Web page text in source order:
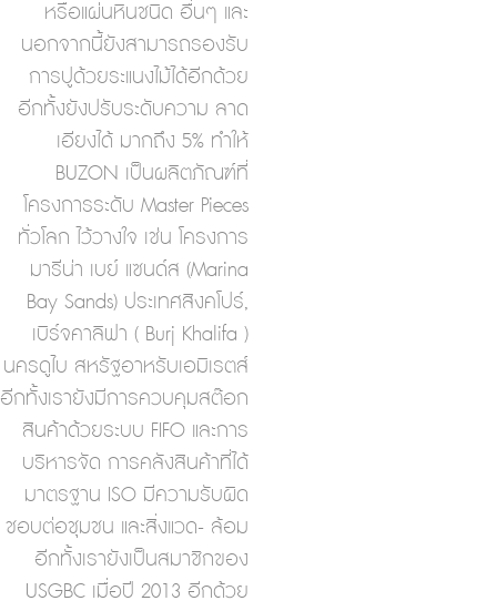
หรือแผ่นหินชนิด อื่นๆ และ
นอกจากนี้ยังสามารถรองรับ
การปูด้วยระแนงไม้ได้อีกด้วย
อีกทั้งยังปรับระดับความ ลาด
เอียงได้ มากถึง 5% ทำให้
BUZON เป็นผลิตภัณฑ์ที่
โครงการระดับ Master Pieces
ทั่วโลก ไว้วางใจ เช่น โครงการ
มารีน่า เบย์ แซนด์ส (Marina
Bay Sands) ประเทศสิงคโปร์,
เบิร์จคาลิฟา ( Burj Khalifa )
นครดูไบ สหรัฐอาหรับเอมิเรตส์
อีกทั้งเรายังมีการควบคุมสต๊อก
สินค้าด้วยระบบ FIFO และการ
บริหารจัด การคลังสินค้าที่ได้
มาตรฐาน ISO มีความรับผิด
ชอบต่อชุมชน และสิ่งแวด- ล้อม
อีกทั้งเรายังเป็นสมาชิกของ
USGBC เมื่อปี 2013 อีกด้วย